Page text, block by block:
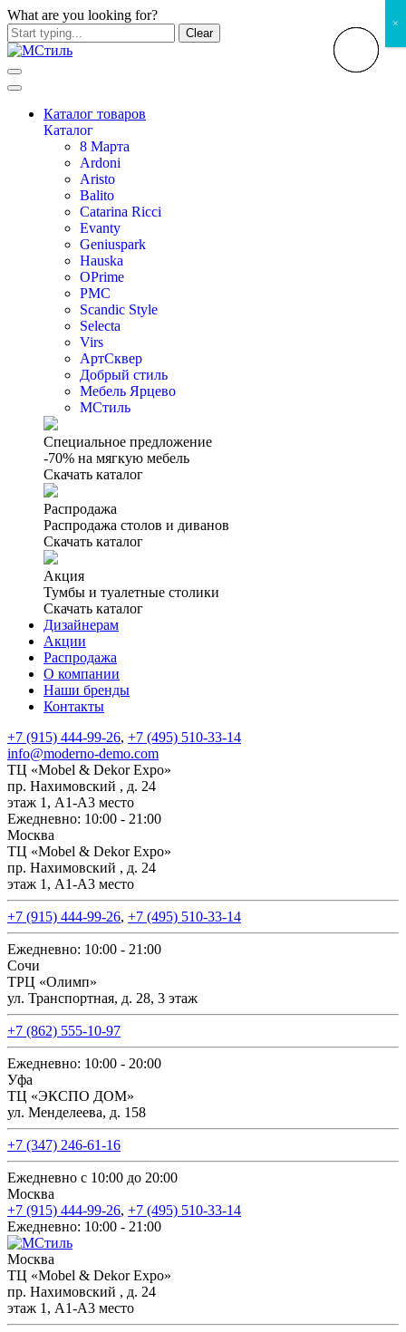
What are you looking for?
Clear
Каталог товаров
Каталог
8 Марта
Ardoni
Aristo
Balito
Catarina Ricci
Evanty
Geniuspark
Hauska
OPrime
PMC
Scandic Style
Selecta
Virs
АртСквер
Добрый стиль
Мебель Ярцево
МСтиль
Специальное предложение
-70% на мягкую мебель
Скачать каталог
Распродажа
Распродажа столов и диванов
Скачать каталог
Акция
Тумбы и туалетные столики
Скачать каталог
Дизайнерам
Акции
Распродажа
О компании
Наши бренды
Контакты
+7 (915) 444-99-26, +7 (495) 510-33-14
info@moderno-demo.com
ТЦ «Mobel & Dekor Expo»
пр. Нахимовский , д. 24
этаж 1, А1-А3 место
Ежедневно: 10:00 - 21:00
Москва
ТЦ «Mobel & Dekor Expo»
пр. Нахимовский , д. 24
этаж 1, А1-А3 место
+7 (915) 444-99-26, +7 (495) 510-33-14
Ежедневно: 10:00 - 21:00
Сочи
ТРЦ «Олимп»
ул. Транспортная, д. 28, 3 этаж
+7 (862) 555-10-97
Ежедневно: 10:00 - 20:00
Уфа
ТЦ «ЭКСПО ДОМ»
ул. Менделеева, д. 158
+7 (347) 246-61-16
Ежедневно с 10:00 до 20:00
Москва
+7 (915) 444-99-26, +7 (495) 510-33-14
Ежедневно: 10:00 - 21:00
Москва
ТЦ «Mobel & Dekor Expo»
пр. Нахимовский , д. 24
этаж 1, А1-А3 место
×